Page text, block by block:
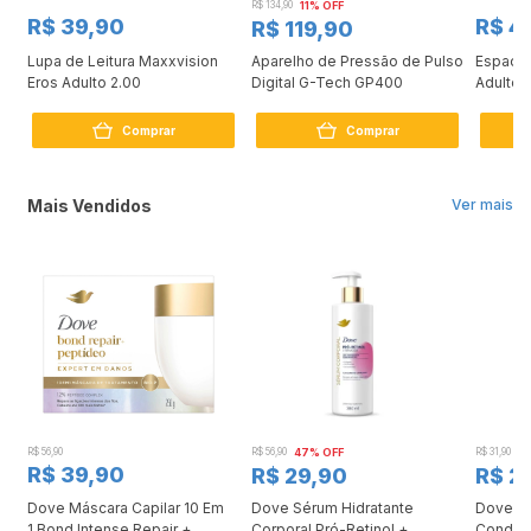
R$ 39,90
Lupa de Leitura Maxxvision
Eros Adulto 2.00
Comprar
R$ 134,90 11% OFF
R$ 119,90
Aparelho de Pressão de Pulso
Digital G-Tech GP400
Comprar
R$
Adulto
Ver mais
Mais Vendidos
R$ 56,90
R$ 39,90
Dove Máscara Capilar 10 Em
R$ 56,90 47% OFF
R$ 29,90
Dove Sérum Hidratante
R$ 31,90
R$
Dove